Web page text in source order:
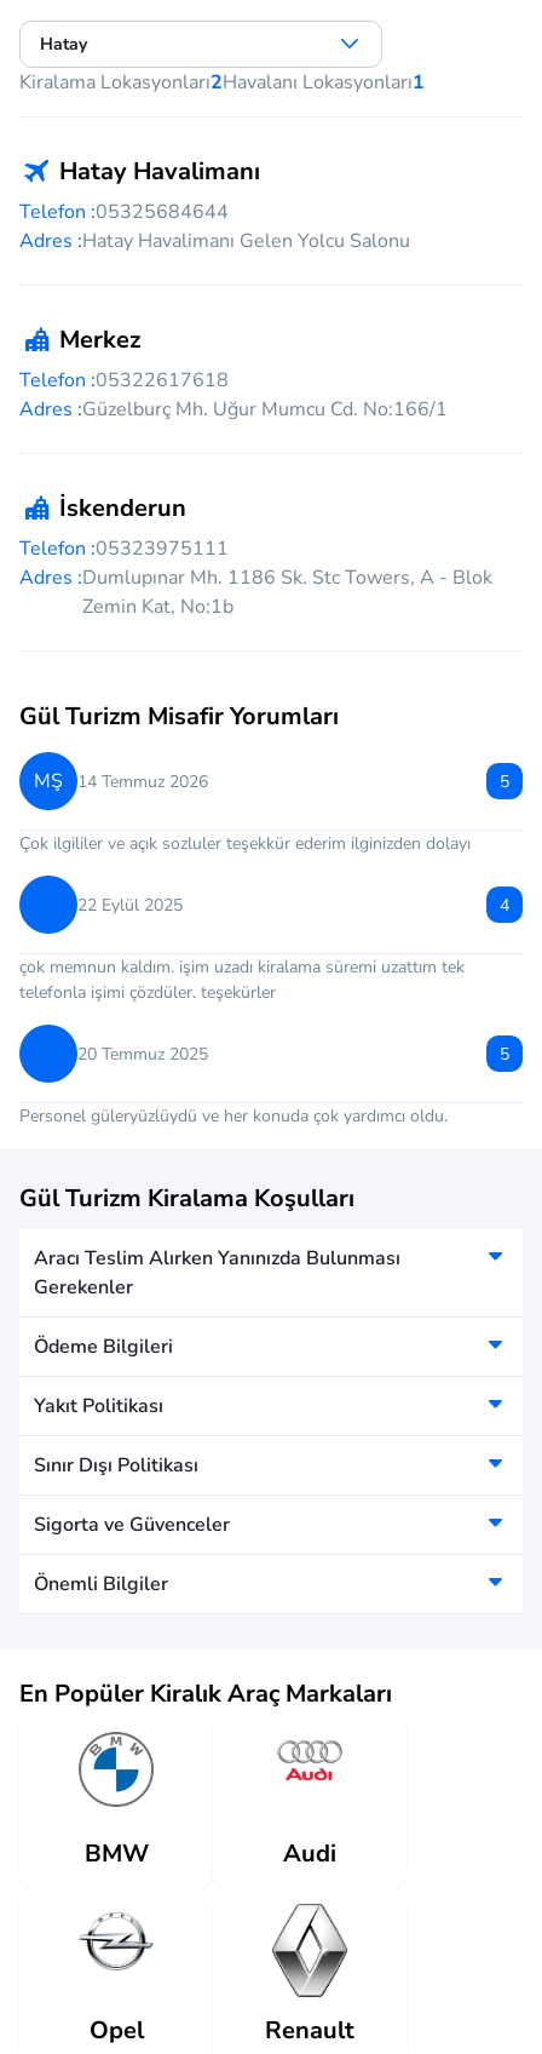
Hatay
Havalanı Lokasyonları1
Kiralama Lokasyonları2
Hatay Havalimanı
Telefon :05325684644
Adres :Hatay Havalimanı Gelen Yolcu Salonu
Merkez
Telefon :05322617618
Adres :Güzelburç Mh. Uğur Mumcu Cd. No:166/1
İskenderun
Telefon :05323975111
Adres :Dumlupınar Mh. 1186 Sk. Stc Towers, A - Blok
Zemin Kat, No:1b
Gül Turizm Misafir Yorumları
MŞ 14 Temmuz 2026 5
Çok ilgililer ve açık sozluler teşekkür ederim ilginizden dolayı
22 Eylül 2025 4
çok memnun kaldım. işim uzadı kiralama süremi uzattım tek
telefonla işimi çözdüler. teşekürler
20 Temmuz 2025 5
Personel güleryüzlüydü ve her konuda çok yardımcı oldu.
Gül Turizm Kiralama Koşulları
Aracı Teslim Alırken Yanınızda Bulunması
Gerekenler
Ödeme Bilgileri
Yakıt Politikası
Sınır Dışı Politikası
Sigorta ve Güvenceler
Önemli Bilgiler
En Popüler Kiralık Araç Markaları
BMW Audi
Opel Renault